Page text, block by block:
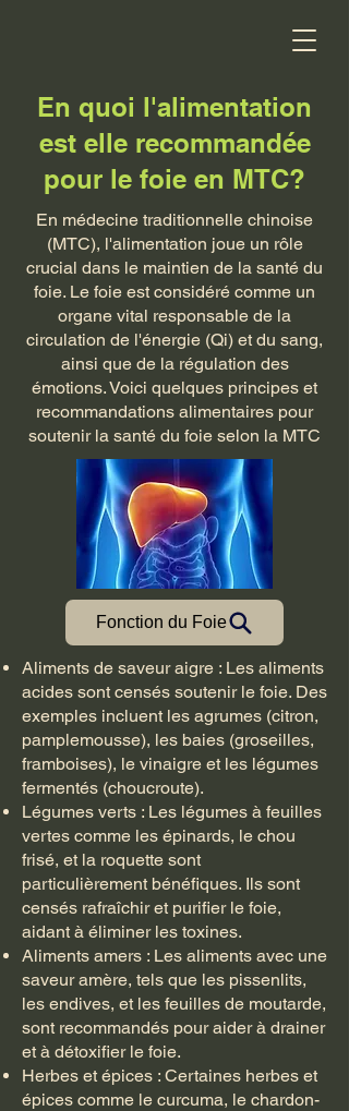
En quoi l'alimentation
est elle recommandée
pour le foie en MTC?
En médecine traditionnelle chinoise
(MTC), l'alimentation joue un rôle
crucial dans le maintien de la santé du
foie. Le foie est considéré comme un
organe vital responsable de la
circulation de l'énergie (Qi) et du sang,
ainsi que de la régulation des
émotions. Voici quelques principes et
recommandations alimentaires pour
soutenir la santé du foie selon la MTC
Fonction du Foie
Aliments de saveur aigre : Les aliments
acides sont censés soutenir le foie. Des
exemples incluent les agrumes (citron,
pamplemousse), les baies (groseilles,
framboises), le vinaigre et les légumes
fermentés (choucroute).
Légumes verts : Les légumes à feuilles
vertes comme les épinards, le chou
frisé, et la roquette sont
particulièrement bénéfiques. Ils sont
censés rafraîchir et purifier le foie,
aidant à éliminer les toxines.
Aliments amers : Les aliments avec une
saveur amère, tels que les pissenlits,
les endives, et les feuilles de moutarde,
sont recommandés pour aider à drainer
et à détoxifier le foie.
Herbes et épices : Certaines herbes et
épices comme le curcuma, le chardon-